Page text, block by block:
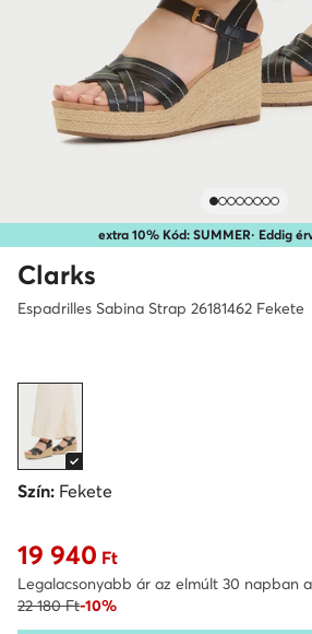
extra 10% Kód: SUMMER· Eddig
Clarks
Espadrilles Sabina Strap 26181462 Fekete
Szín: Fekete
Aktuális ár 19 940 Ft
19 940 Ft
Legalacsonyabb ár az elmúlt 30 napban
22 180 Ft-10%